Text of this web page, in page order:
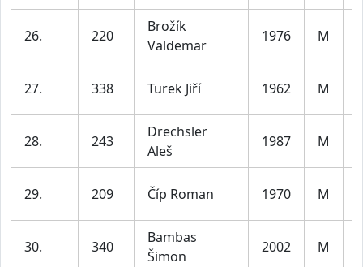
26. 220
Brožík
Valdemar
1976 M
27. 338 Turek Jiří 1962 M
28. 243
Drechsler
Aleš
1987 M
29. 209 Číp Roman 1970 M
30. 340
Bambas
Šimon
2002 M